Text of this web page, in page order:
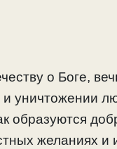
о Боге,
и уничтожении
образуются
желаниях